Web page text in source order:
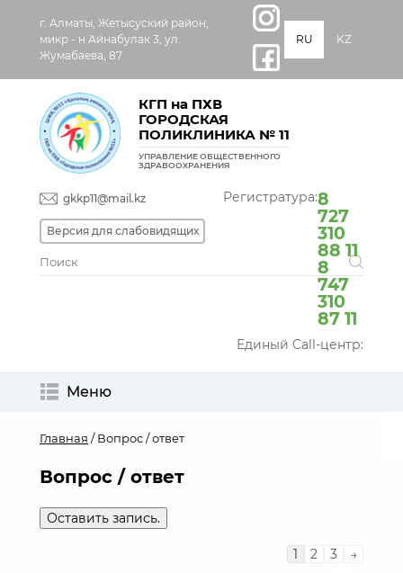
г. Алматы, Жетысуский район,
микр - н Айнабулак 3, ул.
Жумабаева, 87
RU KZ
КГП на ПХВ
ГОРОДСКАЯ
ПОЛИКЛИНИКА № 11
УПРАВЛЕНИЕ ОБЩЕСТВЕННОГО
ЗДРАВООХРАНЕНИЯ
gkkp11@mail.kz
Версия для слабовидящих
Регистратура:8
727
310
88 11
8
747
310
87 11
Единый Call-центр:
Меню
Главная / Вопрос / ответ
Вопрос / ответ
Навигация
1 2 3 →